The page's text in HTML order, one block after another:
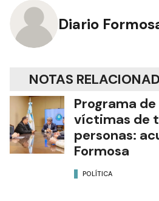
Diario
NOTAS
Programa
víctimas de
personas:
Formosa
POLÍTICA